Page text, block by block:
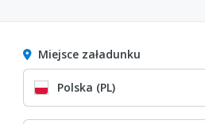
Miejsce załadunku
Polska (PL)